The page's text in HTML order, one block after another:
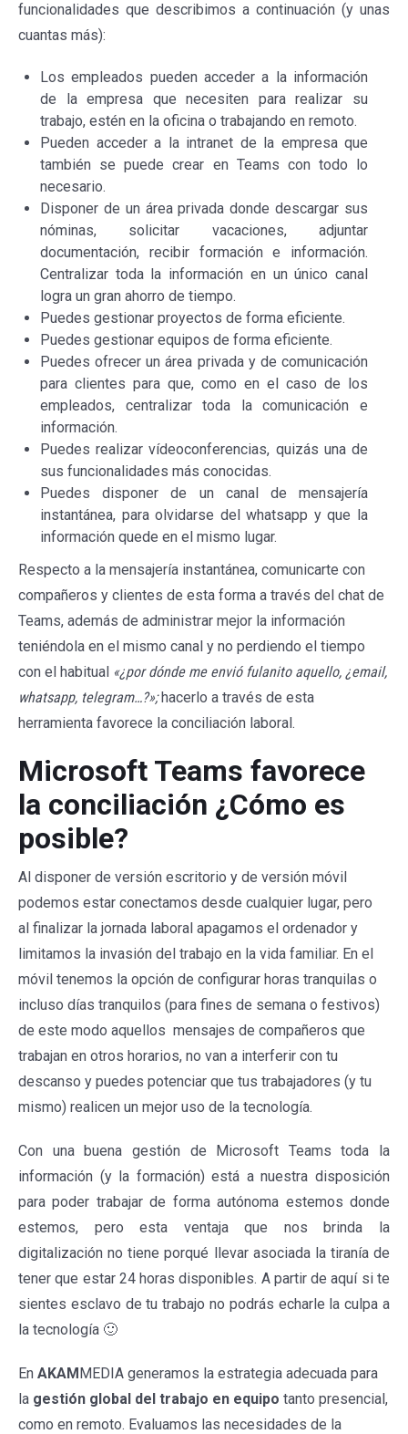
funcionalidades que describimos a continuación (y unas
cuantas más):
Los empleados pueden acceder a la información
de la empresa que necesiten para realizar su
trabajo, estén en la oficina o trabajando en remoto.
Pueden acceder a la intranet de la empresa que
también se puede crear en Teams con todo lo
necesario.
Disponer de un área privada donde descargar sus
nóminas, solicitar vacaciones, adjuntar
documentación, recibir formación e información.
Centralizar toda la información en un único canal
logra un gran ahorro de tiempo.
Puedes gestionar proyectos de forma eficiente.
Puedes gestionar equipos de forma eficiente.
Puedes ofrecer un área privada y de comunicación
para clientes para que, como en el caso de los
empleados, centralizar toda la comunicación e
información.
Puedes realizar vídeoconferencias, quizás una de
sus funcionalidades más conocidas.
Puedes disponer de un canal de mensajería
instantánea, para olvidarse del whatsapp y que la
información quede en el mismo lugar.
Respecto a la mensajería instantánea, comunicarte con
compañeros y clientes de esta forma a través del chat de
Teams, además de administrar mejor la información
teniéndola en el mismo canal y no perdiendo el tiempo
con el habitual «¿por dónde me envió fulanito aquello, ¿email,
whatsapp, telegram…?»;hacerlo a través de esta
herramienta favorece la conciliación laboral.
Microsoft Teams favorece
la conciliación ¿Cómo es
posible?
Al disponer de versión escritorio y de versión móvil
podemos estar conectamos desde cualquier lugar, pero
al finalizar la jornada laboral apagamos el ordenador y
limitamos la invasión del trabajo en la vida familiar. En el
móvil tenemos la opción de configurar horas tranquilas o
incluso días tranquilos (para fines de semana o festivos)
de este modo aquellos mensajes de compañeros que
trabajan en otros horarios, no van a interferir con tu
descanso y puedes potenciar que tus trabajadores (y tu
mismo) realicen un mejor uso de la tecnología.
Con una buena gestión de Microsoft Teams toda la
información (y la formación) está a nuestra disposición
para poder trabajar de forma autónoma estemos donde
estemos, pero esta ventaja que nos brinda la
digitalización no tiene porqué llevar asociada la tiranía de
tener que estar 24 horas disponibles. A partir de aquí si te
sientes esclavo de tu trabajo no podrás echarle la culpa a
la tecnología 🙂
En AKAMMEDIA generamos la estrategia adecuada para
la gestión global del trabajo en equipo tanto presencial,
como en remoto. Evaluamos las necesidades de la